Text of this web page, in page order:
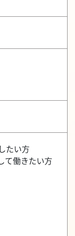
たい方
て働きたい方